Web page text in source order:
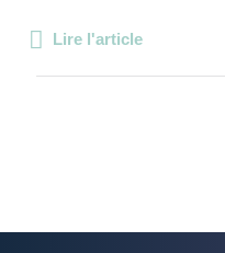
Lire l'article